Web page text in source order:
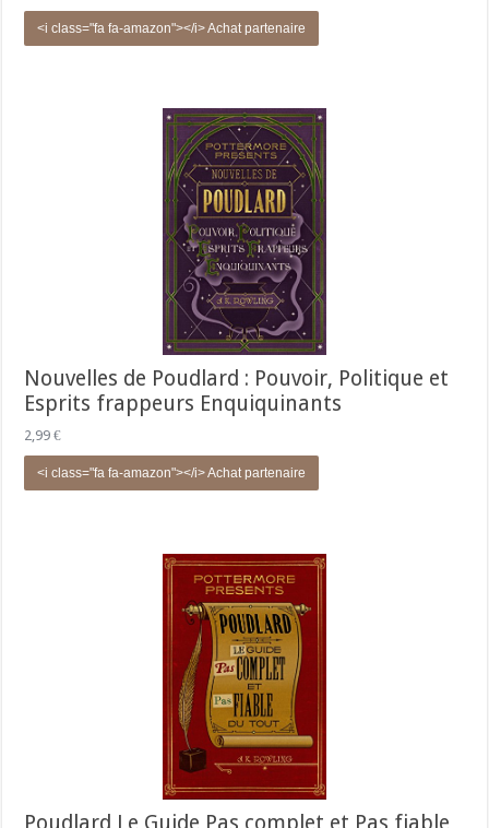
<i class="fa fa-amazon"></i> Achat partenaire
Nouvelles de Poudlard : Pouvoir, Politique et
Esprits frappeurs Enquiquinants
2,99 €
<i class="fa fa-amazon"></i> Achat partenaire
Poudlard Le Guide Pas complet et Pas fiable